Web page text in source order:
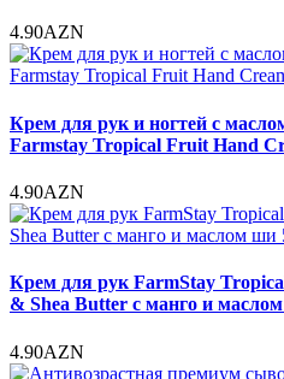
4.90AZN
Крем для рук и ногтей с
Farmstay Tropical Fruit Hand
4.90AZN
Крем для рук FarmStay
& Shea Butter с манго и
4.90AZN